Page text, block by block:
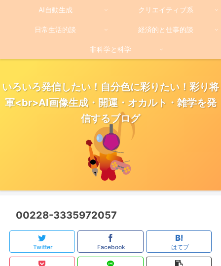
いろいろ発信したい！自分色に彩りたい！彩り将
軍<br>AI画像生成・開運・オカルト・雑学を発
信するブログ
AI自動生成 クリエイティブ系
日常生活的談 経済的と仕事的談
非科学と科学
00228-3335972057
Twitter Facebook はてブ